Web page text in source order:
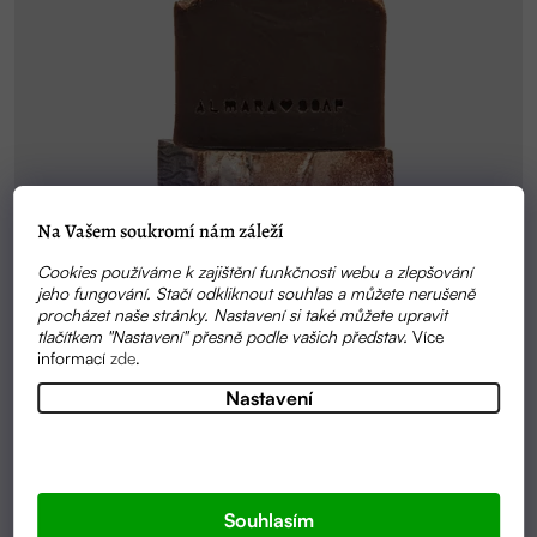
Na Vašem soukromí nám záleží
Cookies používáme k zajištění funkčnosti webu a zlepšování
jeho fungování. Stačí odkliknout souhlas a můžete nerušeně
procházet naše stránky. Nastavení si také můžete upravit
tlačítkem "Nastavení" přesně podle vašich představ.Více
informacízde.
Nastavení
Souhlasím
100G | ALMARA SOAP